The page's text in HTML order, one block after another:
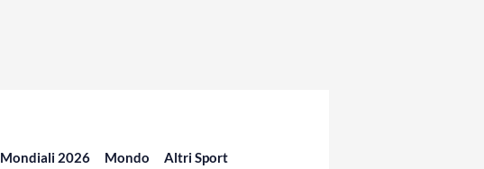
Mondiali 2026 Mondo Altri Sport